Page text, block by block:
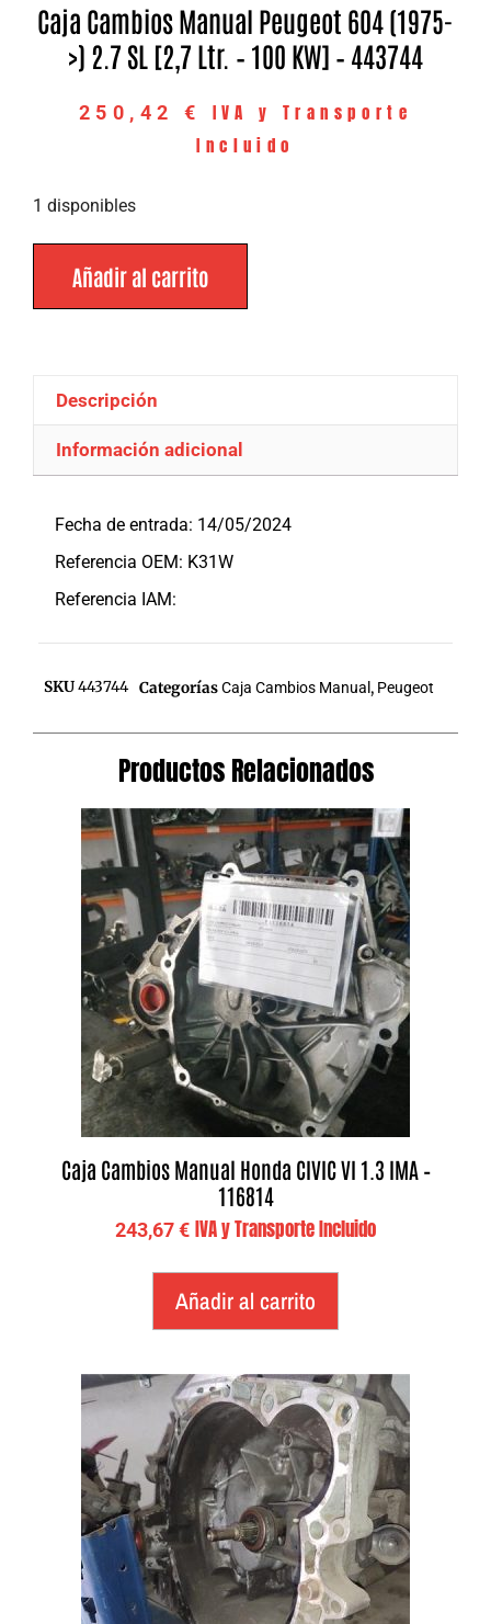
Caja Cambios Manual Peugeot 604 (1975-
>) 2.7 SL [2,7 Ltr. – 100 KW] – 443744
250,42 €
IVA y Transporte
Incluido
1 disponibles
Añadir al carrito
Descripción
Información adicional
Fecha de entrada: 14/05/2024
Referencia OEM: K31W
Referencia IAM:
SKU443744 CategoríasCaja Cambios Manual , Peugeot
Productos Relacionados
Caja Cambios Manual Honda CIVIC VI 1.3 IMA –
116814
243,67€ IVA y Transporte Incluido
Añadir al carrito